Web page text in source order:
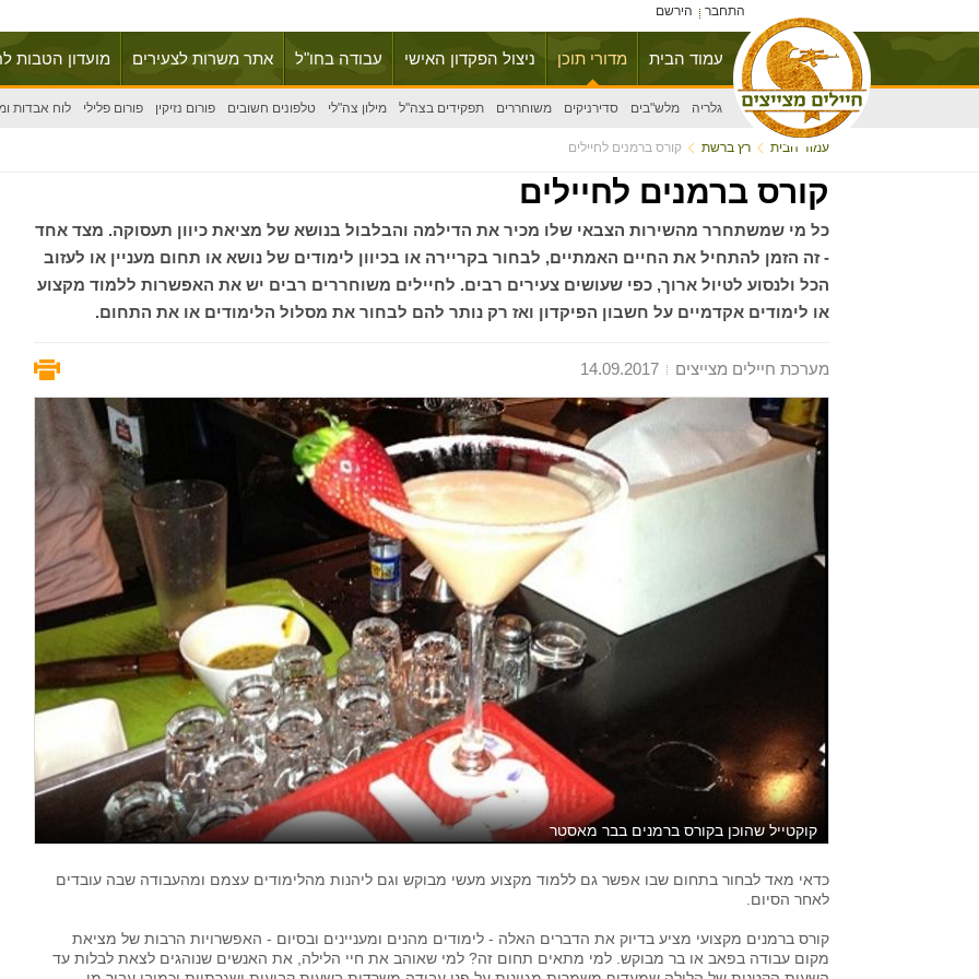
התחבר הירשם
עמוד הבית מדורי תוכן ניצול הפקדון האישי עבודה בחו"ל אתר משרות לצעירים מועדון הטבות
גלריה מלש"בים סדירניקים משוחררים תפקידים בצה"ל מילון צה"לי טלפונים חשובים פורום נזיקין פורום פלילי לוח אבדות
עמוד הבית רץ ברשת קורס ברמנים לחיילים
קורס ברמנים לחיילים
כל מי שמשתחרר מהשירות הצבאי שלו מכיר את הדילמה והבלבול בנושא של מציאת כיוון תעסוקה. מצד אחד
- זה הזמן להתחיל את החיים האמתיים, לבחור בקריירה או בכיוון לימודים של נושא או תחום מעניין או לעזוב
הכל ולנסוע לטיול ארוך, כפי שעושים צעירים רבים. לחיילים משוחררים רבים יש את האפשרות ללמוד מקצוע
או לימודים אקדמיים על חשבון הפיקדון ואז רק נותר להם לבחור את מסלול הלימודים או את התחום.
מערכת חיילים מצייצים
קוקטייל שהוכן בקורס ברמנים בבר מאסטר
כדאי מאד לבחור בתחום שבו אפשר גם ללמוד מקצוע מעשי מבוקש וגם ליהנות מהלימודים עצמם ומהעבודה שבה עובדים
לאחר הסיום.
קורס ברמנים מקצועי מציע בדיוק את הדברים האלה - לימודים מהנים ומעניינים ובסיום - האפשרויות הרבות של מציאת
מקום עבודה בפאב או בר מבוקש. למי מתאים תחום זה? למי שאוהב את חיי הלילה, את האנשים שנוהגים לצאת לבלות עד